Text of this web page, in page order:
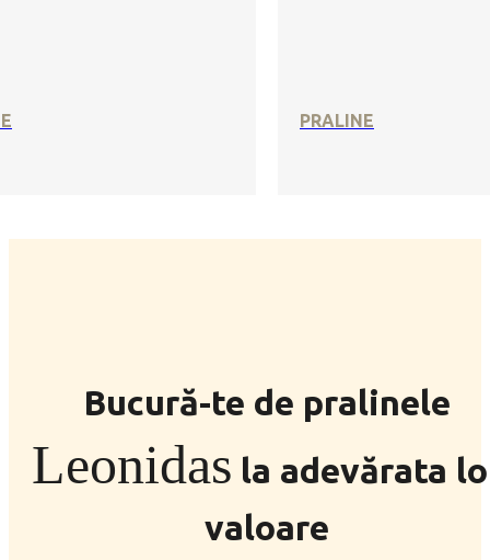
PRALINE
Bucură-te de pralinele
Leonidas la adevărata
valoare